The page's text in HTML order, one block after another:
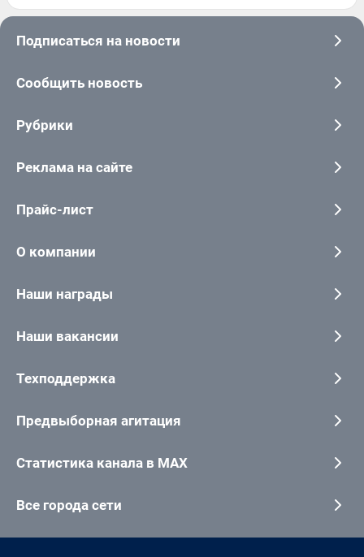
Подписаться на новости
Сообщить новость
Рубрики
Реклама на сайте
Прайс-лист
О компании
Наши награды
Наши вакансии
Техподдержка
Предвыборная агитация
Статистика канала в MAX
Все города сети